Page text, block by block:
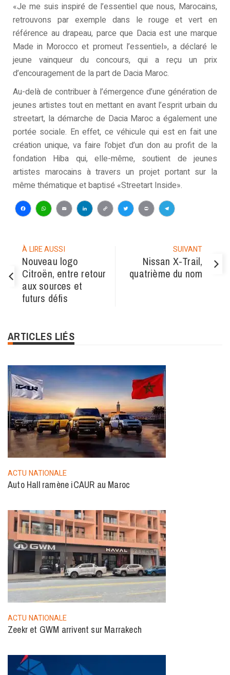
«Je me suis inspiré de l’essentiel que nous, Marocains,
retrouvons par exemple dans le rouge et vert en
référence au drapeau, parce que Dacia est une marque
Made in Morocco et promeut l’essentiel», a déclaré le
jeune vainqueur du concours, qui a reçu un prix
d’encouragement de la part de Dacia Maroc.
Au-delà de contribuer à l’émergence d’une génération de
jeunes artistes tout en mettant en avant l’esprit urbain du
streetart, la démarche de Dacia Maroc a également une
portée sociale. En effet, ce véhicule qui est en fait une
création unique, va faire l’objet d’un don au profit de la
fondation Hiba qui, elle-même, soutient de jeunes
artistes marocains à travers un projet portant sur la
même thématique et baptisé «Streetart Inside».
Facebook
WhatsApp
EmailLinkedIn
CopyTwitter
PrintTelegram
À LIRE AUSSI
Nouveau logo
Citroën, entre retour
aux sources et
futurs défis
SUIVANT
Nissan X-Trail,
quatrième du nom
ARTICLES LIÉS
ACTU NATIONALE
Auto Hall ramène iCAUR au Maroc
ACTU NATIONALE
Zeekr et GWM arrivent sur Marrakech